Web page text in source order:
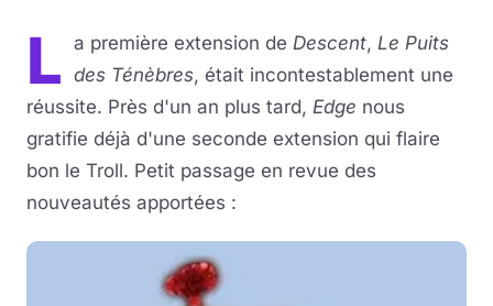
L a première extension de Descent, Le Puits
des Ténèbres, était incontestablement une
réussite. Près d'un an plus tard, Edge nous
gratifie déjà d'une seconde extension qui flaire
bon le Troll. Petit passage en revue des
nouveautés apportées :